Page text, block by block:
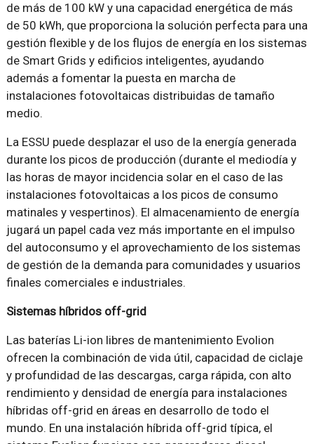
de más de 100 kW y una capacidad energética de más
de 50 kWh, que proporciona la solución perfecta para una
gestión flexible y de los flujos de energía en los sistemas
de Smart Grids y edificios inteligentes, ayudando
además a fomentar la puesta en marcha de
instalaciones fotovoltaicas distribuidas de tamaño
medio.
La ESSU puede desplazar el uso de la energía generada
durante los picos de producción (durante el mediodía y
las horas de mayor incidencia solar en el caso de las
instalaciones fotovoltaicas a los picos de consumo
matinales y vespertinos). El almacenamiento de energía
jugará un papel cada vez más importante en el impulso
del autoconsumo y el aprovechamiento de los sistemas
de gestión de la demanda para comunidades y usuarios
finales comerciales e industriales.
Sistemas híbridos off-grid
Las baterías Li-ion libres de mantenimiento Evolion
ofrecen la combinación de vida útil, capacidad de ciclaje
y profundidad de las descargas, carga rápida, con alto
rendimiento y densidad de energía para instalaciones
híbridas off-grid en áreas en desarrollo de todo el
mundo. En una instalación híbrida off-grid típica, el